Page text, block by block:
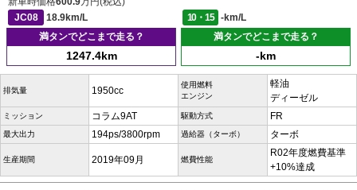
JC08
18.9km/L 10・15
-km/L
満タンでどこまで走る？
1247.4km
満タンでどこまで走る？
-km
排気量 1950cc
使用燃料
エンジン
軽油
ディーゼル
ミッション コラム9AT 駆動方式 FR
最大出力 194ps/3800rpm 過給器（ターボ） ターボ
生産期間 2019年09月 燃費性能
R02年度燃費基準
+10%達成